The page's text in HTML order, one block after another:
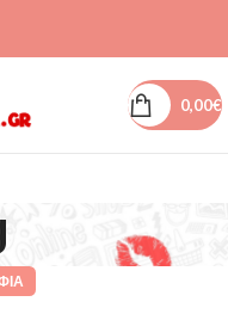
0,00€